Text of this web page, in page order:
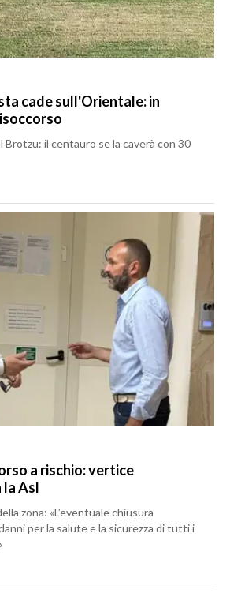
cade sull'Orientale: in
Brotzu: il centauro se la caverà con 30
a rischio: vertice
la Asl
zona: «L’eventuale chiusura
per la salute e la sicurezza di tutti i